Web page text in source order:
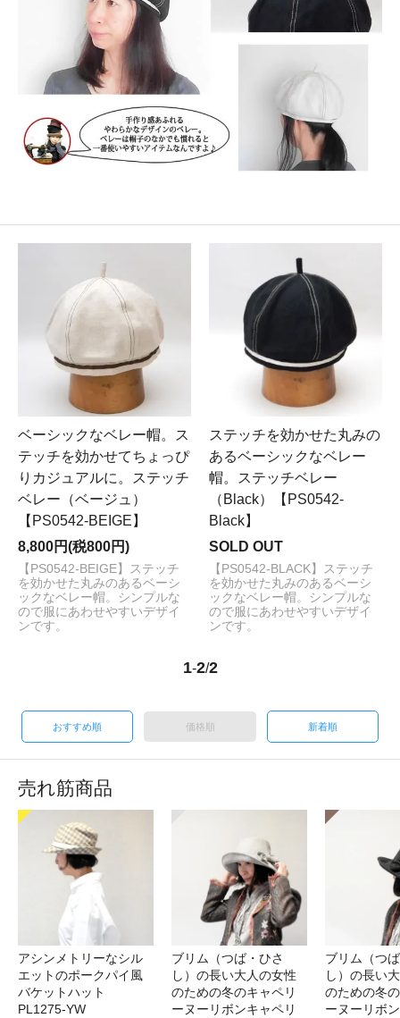
ベーシックなベレー帽。ス
テッチを効かせてちょっぴ
りカジュアルに。ステッチ
ベレー（ベージュ）
【PS0542-BEIGE】
8,800円(税800円)
【PS0542-BEIGE】ステッチ
を効かせた丸みのあるベーシ
ックなベレー帽。シンプルな
ので服にあわせやすいデザイ
ンです。
ステッチを効かせた丸みの
あるベーシックなベレー
帽。ステッチベレー
（Black）【PS0542-
Black】
SOLD OUT
【PS0542-BLACK】ステッチ
を効かせた丸みのあるベーシ
ックなベレー帽。シンプルな
ので服にあわせやすいデザイ
ンです。
1-2/2
おすすめ順 価格順 新着順
売れ筋商品
アシンメトリーなシル
エットのポークパイ風
バケットハット
PL1275-YW
ブリム（つば・ひさ
し）の長い大人の女性
のための冬のキャペリ
ーヌーリボンキャペリ
ブリム（つ
し）の長い
のための冬
ーヌーリボ